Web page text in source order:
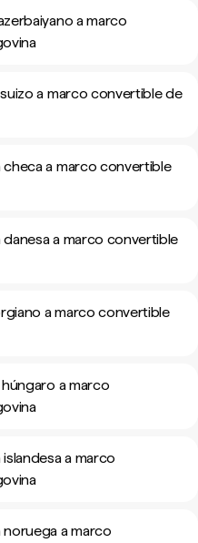
a marco
a marco convertible de
a marco convertible
a marco convertible
a marco convertible
a marco
a marco
a marco